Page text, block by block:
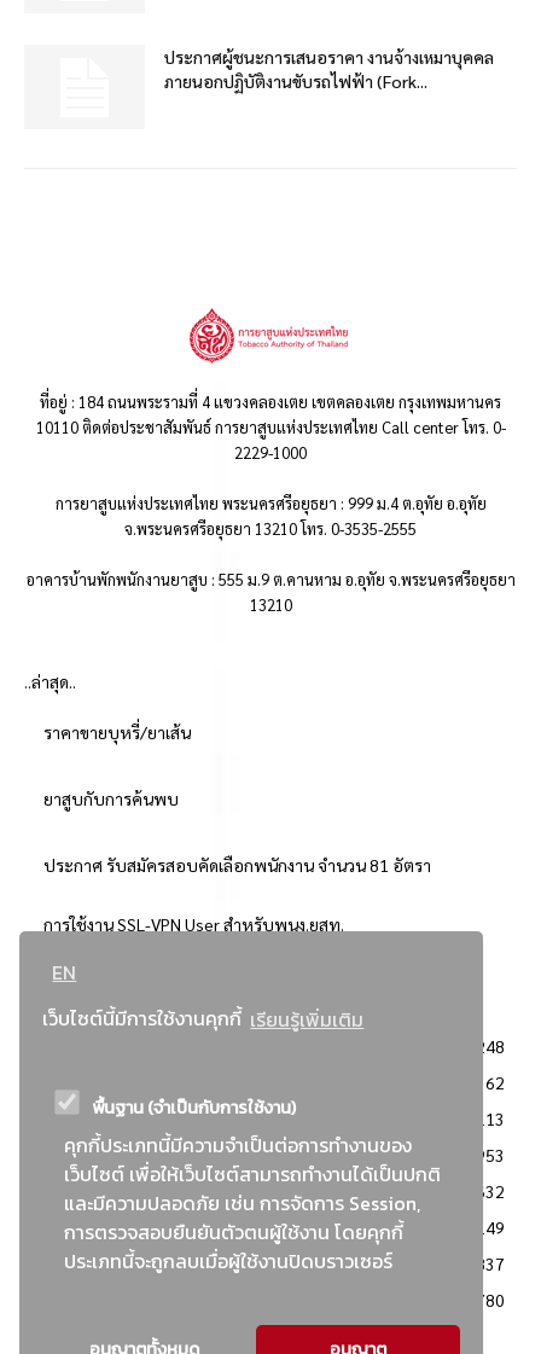
EN
เว็บไซต์นี้มีการใช้งานคุกกี้ เรียนรู้เพิ่มเติม
พื้นฐาน (จำเป็นกับการใช้งาน)
คุกกี้ประเภทนี้มีความจำเป็นต่อการทำงานของ
เว็บไซต์ เพื่อให้เว็บไซต์สามารถทำงานได้เป็นปกติ
และมีความปลอดภัย เช่น การจัดการ Session,
การตรวจสอบยืนยันตัวตนผู้ใช้งาน โดยคุกกี้
ประเภทนี้จะถูกลบเมื่อผู้ใช้งานปิดบราวเซอร์
ประกาศผู้ชนะการเสนอราคา งานจ้างเหมาบุคคล
ภายนอกปฏิบัติงานขับรถไฟฟ้า (Fork...
ที่อยู่ : 184 ถนนพระรามที่ 4 แขวงคลองเตย เขตคลองเตย กรุงเทพมหานคร
10110 ติดต่อประชาสัมพันธ์ การยาสูบแห่งประเทศไทย Call center โทร. 0-
2229-1000
การยาสูบแห่งประเทศไทย พระนครศรีอยุธยา : 999 ม.4 ต.อุทัย อ.อุทัย
จ.พระนครศรีอยุธยา 13210 โทร. 0-3535-2555
อาคารบ้านพักพนักงานยาสูบ : 555 ม.9 ต.คานหาม อ.อุทัย จ.พระนครศรีอยุธยา
13210
..ล่าสุด..
ราคาขายบุหรี่/ยาเส้น
ยาสูบกับการค้นพบ
ประกาศ รับสมัครสอบคัดเลือกพนักงาน จำนวน 81 อัตรา
การใช้งาน SSL-VPN User สำหรับพนง.ยสท.
..ยอดนิยม..
3248
2362
: วิธีเฉพาะเจาะจง
2113
ข่าวสาร/ประกาศ
1953
: เอกสารส่งเสริมความโปร่งใสในการจัดซื้อจัดจ้าง
1632
ข่าวสารจัดซื้อจัดจ้าง
1149
: แผนการจัดซื้อจัดจ้าง
837
780